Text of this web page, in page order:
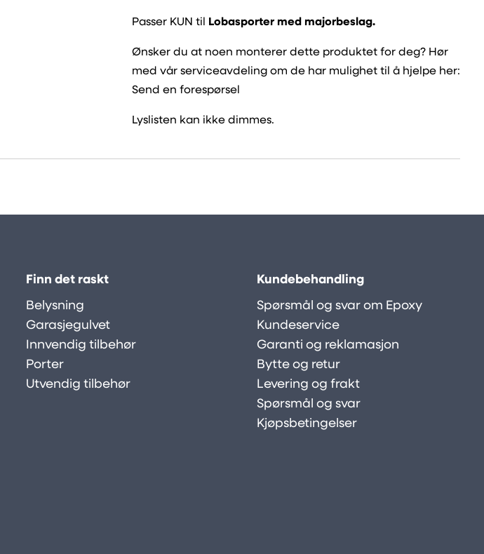
Passer KUN til Lobasporter med majorbeslag.
Ønsker du at noen monterer dette produktet for deg? Hør
med vår serviceavdeling om de har mulighet til å hjelpe her:
Send en forespørsel
Lyslisten kan ikke dimmes.
Finn det raskt
Belysning
Garasjegulvet
Innvendig tilbehør
Porter
Utvendig tilbehør
Kundebehandling
Spørsmål og svar om Epoxy
Kundeservice
Garanti og reklamasjon
Bytte og retur
Levering og frakt
Spørsmål og svar
Kjøpsbetingelser